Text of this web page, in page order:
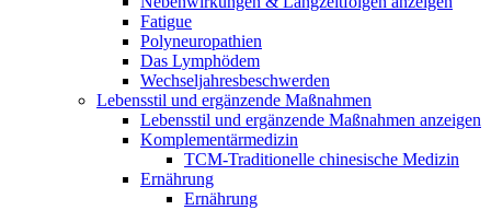
Fatigue
Polyneuropathien
Das Lymphödem
Wechseljahresbeschwerden
Lebensstil und ergänzende Maßnahmen
Lebensstil und ergänzende Maßnahmen anzeigen
Komplementärmedizin
TCM-Traditionelle chinesische Medizin
Ernährung
Ernährung